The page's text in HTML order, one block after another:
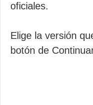
oficiales.
Elige la versión
botón de